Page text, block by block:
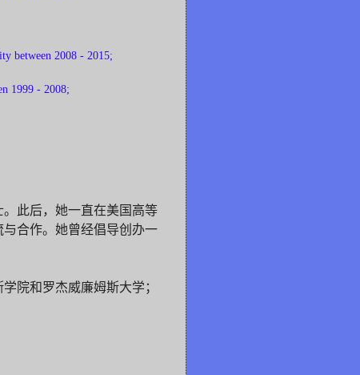
between 2008 - 2015;
1999 - 2008;
此后，她一直在美国高等
合作。她曾经倡导创办一
院和罗杰威廉姆斯大学；